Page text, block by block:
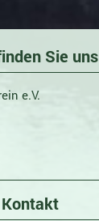
Sie uns
e.V.
Kontakt